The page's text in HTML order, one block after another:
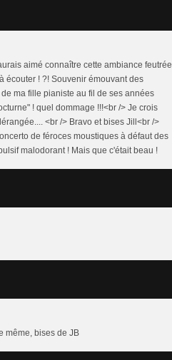
aimé connaître cette ambiance feutrée
écouter ! ?! Souvenir émouvant des
ma fille pianiste au fil de ses années
! quel dommage !!!<br /> Je crois
<br /> Bravo et bises Jill<br />
de féroces moustiques à défaut des
malodorant ! Mais que c'était beau !
même, bises de JB